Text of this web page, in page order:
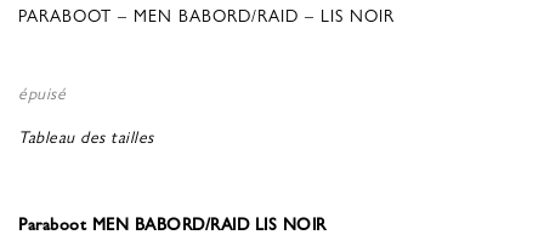
PARABOOT – MEN BABORD/RAID – LIS NOIR
épuisé
Tableau des tailles
Paraboot MEN BABORD/RAID LIS NOIR